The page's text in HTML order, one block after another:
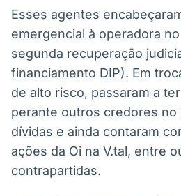
Soluções de
Tecnologia
Esses agentes
emergencial à operadora
segunda recuperação
financiamento DIP). Em
de alto risco, passaram a
perante outros credores no
dívidas e ainda contaram
ações da Oi na V.tal, entre
contrapartidas.